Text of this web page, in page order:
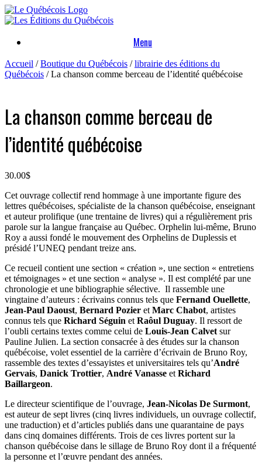
Skip
to
Menu
Accueil /Boutique du Québécois /librairie des éditions du
Québécois / La chanson comme berceau de l’identité québécoise
La chanson comme berceau de
l’identité québécoise
30.00$
Cet ouvrage collectif rend hommage à une importante figure des
lettres québécoises, spécialiste de la chanson québécoise, enseignant
et auteur prolifique (une trentaine de livres) qui a régulièrement pris
parole sur la langue française au Québec. Orphelin lui-même, Bruno
Roy a aussi fondé le mouvement des Orphelins de Duplessis et
présidé l’UNEQ pendant treize ans.
Ce recueil contient une section « création », une section « entretiens
et témoignages » et une section « analyse ». Il est complété par une
chronologie et une bibliographie sélective. Il rassemble une
vingtaine d’auteurs : écrivains connus tels que Fernand Ouellette,
Jean-Paul Daoust, Bernard Pozier et Marc Chabot, artistes
connus tels que Richard Séguin et Raôul Duguay. Il ressort de
l’oubli certains textes comme celui de Louis-Jean Calvet sur
Pauline Julien. La section consacrée à des études sur la chanson
québécoise, volet essentiel de la carrière d’écrivain de Bruno Roy,
rassemble des textes d’essayistes et universitaires tels qu’André
Gervais, Danick Trottier, André Vanasse et Richard
Baillargeon.
Le directeur scientifique de l’ouvrage, Jean-Nicolas De Surmont,
est auteur de sept livres (cinq livres individuels, un ouvrage collectif,
une traduction) et d’articles publiés dans une quarantaine de pays
dans cinq domaines différents. Trois de ces livres portent sur la
chanson québécoise dans le sillage de Bruno Roy dont il a fréquenté
la personne et l’œuvre pendant des années.